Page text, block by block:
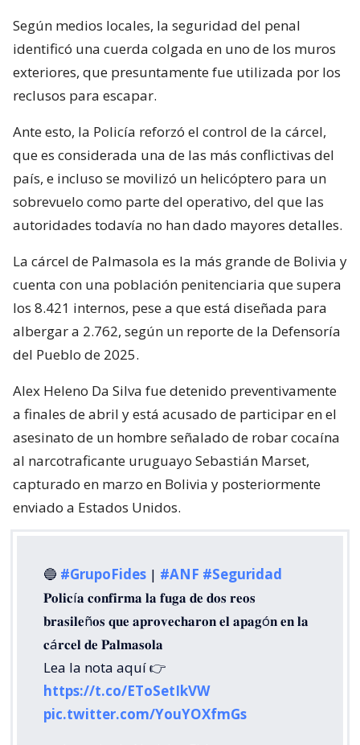
Según medios locales, la seguridad del penal
identificó una cuerda colgada en uno de los muros
exteriores, que presuntamente fue utilizada por los
reclusos para escapar.
Ante esto, la Policía reforzó el control de la cárcel,
que es considerada una de las más conflictivas del
país, e incluso se movilizó un helicóptero para un
sobrevuelo como parte del operativo, del que las
autoridades todavía no han dado mayores detalles.
La cárcel de Palmasola es la más grande de Bolivia y
cuenta con una población penitenciaria que supera
los 8.421 internos, pese a que está diseñada para
albergar a 2.762, según un reporte de la Defensoría
del Pueblo de 2025.
Alex Heleno Da Silva fue detenido preventivamente
a finales de abril y está acusado de participar en el
asesinato de un hombre señalado de robar cocaína
al narcotraficante uruguayo Sebastián Marset,
capturado en marzo en Bolivia y posteriormente
enviado a Estados Unidos.
🔵 #GrupoFides | #ANF #Seguridad
𝐏𝐨𝐥𝐢𝐜í𝐚 𝐜𝐨𝐧𝐟𝐢𝐫𝐦𝐚 𝐥𝐚 𝐟𝐮𝐠𝐚 𝐝𝐞 𝐝𝐨𝐬 𝐫𝐞𝐨𝐬
𝐛𝐫𝐚𝐬𝐢𝐥𝐞ñ𝐨𝐬 𝐪𝐮𝐞 𝐚𝐩𝐫𝐨𝐯𝐞𝐜𝐡𝐚𝐫𝐨𝐧 𝐞𝐥 𝐚𝐩𝐚𝐠ó𝐧 𝐞𝐧 𝐥𝐚
𝐜á𝐫𝐜𝐞𝐥 𝐝𝐞 𝐏𝐚𝐥𝐦𝐚𝐬𝐨𝐥𝐚
Lea la nota aquí 👉
https://t.co/EToSetIkVW
pic.twitter.com/YouYOXfmGs